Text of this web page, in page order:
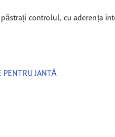
controlul, cu aderența
JANTĂ